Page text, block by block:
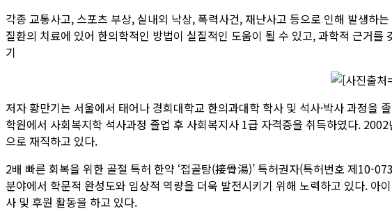
각종 교통사고, 스포츠 부상, 실내외 낙상, 폭력사건, 재난사고 등으로 인해 발생하
질환의 치료에 있어 한의학적인 방법이 실질적인 도움이 될 수 있고, 과학적 근거
기
저자 황만기는 서울에서 태어나 경희대학교 한의과대학 학사 및 석사·박사 과정을
학원에서 사회복지학 석사과정 졸업 후 사회복지사 1급 자격증을 취득하였다.
으로 재직하고 있다.
2배 빠른 회복을 위한 골절 특허 한약 ‘접골탕(接骨湯)’ 특허권자(특허번호 제10-
분야에서 학문적 완성도와 임상적 역량을 더욱 발전시키기 위해 노력하고 있다. 아
사 및 후원 활동을 하고 있다.